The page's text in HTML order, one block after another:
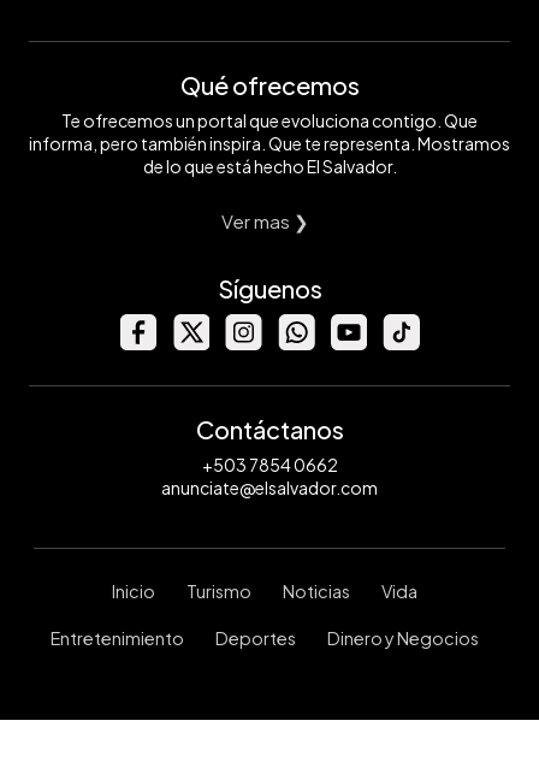
Qué ofrecemos
Te ofrecemos un portal que evoluciona contigo. Que
informa, pero también inspira. Que te representa. Mostramos
de lo que está hecho El Salvador.
Ver mas ❯
Síguenos
Contáctanos
+503 7854 0662
anunciate@elsalvador.com
Inicio Turismo Noticias Vida
Entretenimiento Deportes Dinero y Negocios